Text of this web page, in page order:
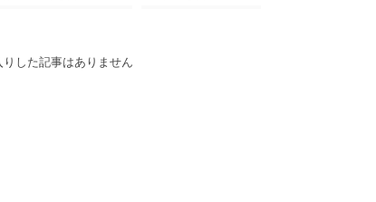
りした記事はありません